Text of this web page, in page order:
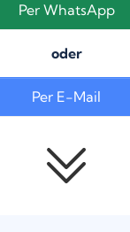
Per WhatsApp
oder
Per E-Mail